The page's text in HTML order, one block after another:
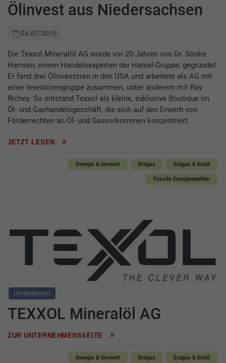
Ölinvest aus Niedersachsen
04.07.2019
Die Texxol Mineralöl AG wurde vor 20 Jahren von Dr. Sönke
Harrsen, einem Handelsexperten der Haniel-Gruppe, gegründet.
Er fand drei Ölinvestoren in den USA und arbeitete als AG mit
einer Investorengruppe zusammen, unter anderem mit Ray
Richey. So entstand Texxol als kleine, exklusive Boutique im
Öl- und Gashandelsgeschäft, die sich auf den Erwerb von
Förderrechten an Öl- und Gasvorkommen konzentriert.
JETZT LESEN
Energie & Umwelt Erdgas Erdgas & Erdöl
Fossile Energiequellen
Unternehmen
TEXXOL Mineralöl AG
ZUR UNTERNEHMENSSEITE
Energie & Umwelt Erdgas Erdgas & Erdöl